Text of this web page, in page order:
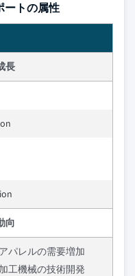
ートの属性
長
向
パレルの需要増加
工機械の技術開発